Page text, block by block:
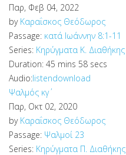
Παρ, Φεβ 04, 2022
by Καραΐσκος Θεόδωρος
Passage: κατά Ιωάννην 8:1-11
Series: Κηρύγματα Κ. Διαθήκης
Duration: 45 mins 58 secs
Audio:listendownload
Ψαλμός κγ΄
Παρ, Οκτ 02, 2020
by Καραΐσκος Θεόδωρος
Passage: Ψαλμοί 23
Series: Κηρύγματα Π. Διαθήκης